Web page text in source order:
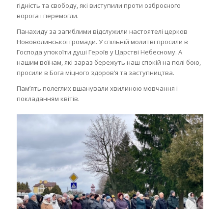
гідність та свободу, які виступили проти озброєного
ворога і перемогли.
Панахиду за загиблими відслужили настоятелі церков
Нововолинської громади. У спільній молитві просили в
Господа упокоїти душі Героїв у Царстві Небесному. А
нашим воїнам, які зараз бережуть наш спокій на полі бою,
просили в Бога міцного здоров’я та заступництва.
Пам’ять полеглих вшанували хвилиною мовчання і
покладанням квітів.